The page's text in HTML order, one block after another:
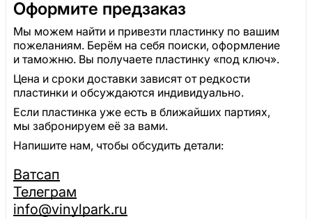
Оформите предзаказ
Мы можем найти и привезти пластинку по вашим
пожеланиям. Берём на себя поиски, оформление
и таможню. Вы получаете пластинку «под ключ».
Цена и сроки доставки зависят от редкости
пластинки и обсуждаются индивидуально.
Если пластинка уже есть в ближайших партиях,
мы забронируем её за вами.
Напишите нам, чтобы обсудить детали:
Ватсап
Телеграм
info@vinylpark.ru